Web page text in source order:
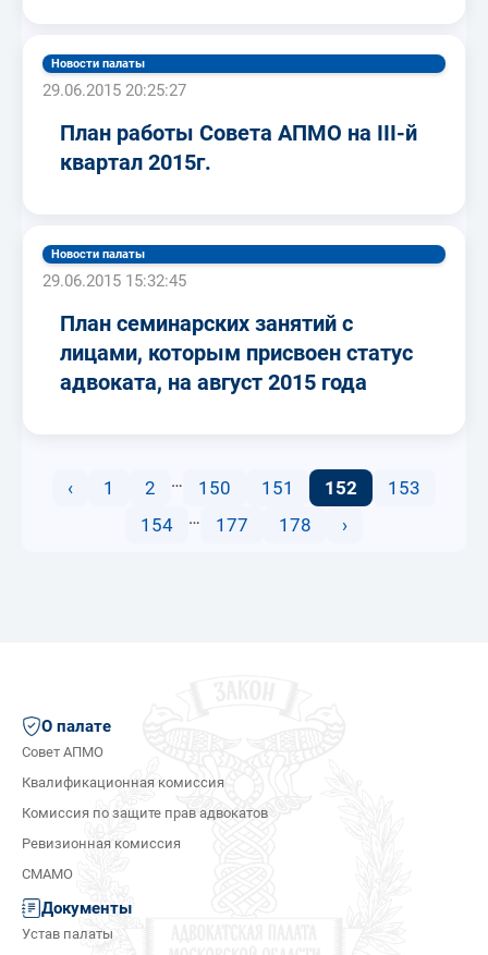
Новости палаты
29.06.2015 20:25:27
План работы Совета АПМО на III-й
квартал 2015г.
Новости палаты
29.06.2015 15:32:45
План семинарских занятий с
лицами, которым присвоен статус
адвоката, на август 2015 года
‹ 1 2 … 150 151 152
153
154
… 177 178 ›
О палате
Совет АПМО
Квалификационная комиссия
Комиссия по защите прав адвокатов
Ревизионная комиссия
СМАМО
Документы
Устав палаты